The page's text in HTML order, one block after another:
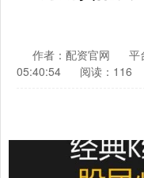
作者：配资官网 平
05:40:54
阅读：116